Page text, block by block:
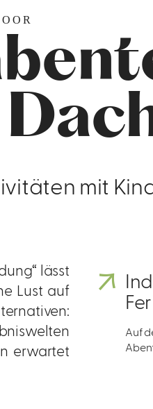
mit
lässt
Lust auf
erwartet
Auf